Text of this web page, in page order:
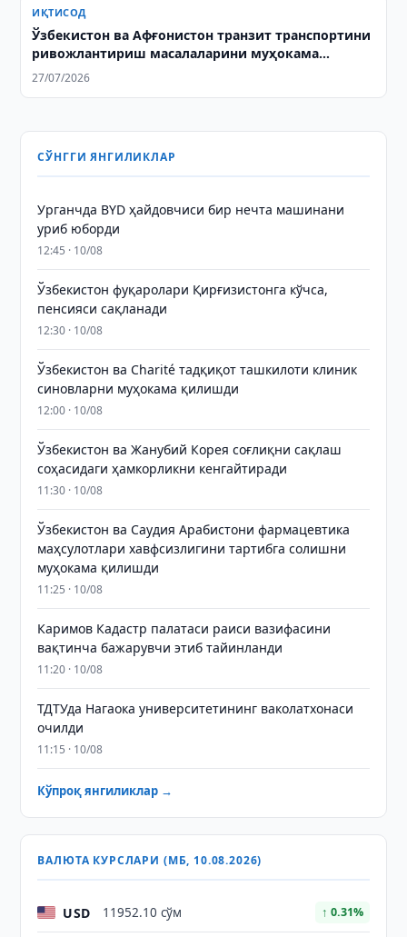
ИҚТИСОД
Ўзбекистон ва Афғонистон транзит транспортини
ривожлантириш масалаларини муҳокама
қилишди
27/07/2026
СЎНГГИ ЯНГИЛИКЛАР
Урганчда BYD ҳайдовчиси бир нечта машинани
уриб юборди
12:45 · 10/08
Ўзбекистон фуқаролари Қирғизистонга кўчса,
пенсияси сақланади
12:30 · 10/08
Ўзбекистон ва Charité тадқиқот ташкилоти клиник
синовларни муҳокама қилишди
12:00 · 10/08
Ўзбекистон ва Жанубий Корея соғлиқни сақлаш
соҳасидаги ҳамкорликни кенгайтиради
11:30 · 10/08
Ўзбекистон ва Саудия Арабистони фармацевтика
маҳсулотлари хавфсизлигини тартибга солишни
муҳокама қилишди
11:25 · 10/08
Каримов Кадастр палатаси раиси вазифасини
вақтинча бажарувчи этиб тайинланди
11:20 · 10/08
ТДТУда Нагаока университетининг ваколатхонаси
очилди
11:15 · 10/08
Кўпроқ янгиликлар →
ВАЛЮТА КУРСЛАРИ (МБ, 10.08.2026)
USD 11952.10 сўм ↑ 0.31%